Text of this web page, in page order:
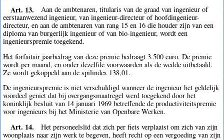
Art. 13.
Aan de ambtenaren, titularis van de graad van ingenieur of
eerstaanwezend ingenieur, van ingenieur-directeur of hoofdingenieur-
directeur, en aan de ambtenaren van rang 15 en 16 die houder zijn van een
diploma van burgerlijk ingenieur of van bio-ingenieur, wordt een
ingenieurspremie toegekend.
Het forfaitair jaarbedrag van deze premie bedraagt 3.500 euro. De premie
wordt per maand, en onder dezelfde voorwaarden als de wedde uitbetaald.
Ze wordt gekoppeld aan de spilindex 138,01.
De ingenieurspremie is niet verschuldigd wanneer de ingenieur het geldelijk
voordeel geniet dat bij overgangsmaatregel werd toegekend door het
koninklijk besluit van 14 januari 1969 betreffende de productiviteitspremie
voor ingenieurs bij het Ministerie van Openbare Werken.
Art. 14.
Het personeelslid dat zich per fiets verplaatst om zich van zijn
woonplaats naar zijn werk te begeven, heeft recht op een vergoeding van zijn